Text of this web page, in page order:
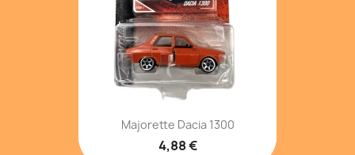
Majorette Dacia 1300
4,88 €